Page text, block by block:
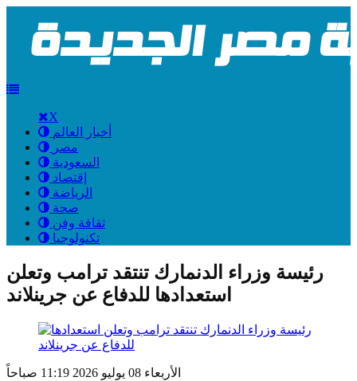
X
أخبار العالم
مصر
السعودية
إقتصاد
الرياضة
صحة
ثقافة وفن
تكنولوجيا
رئيسة وزراء الدنمارك تنتقد ترامب وتعلن
استعدادها للدفاع عن جرينلاند
الأربعاء 08 يوليو 2026 11:19 صباحاً